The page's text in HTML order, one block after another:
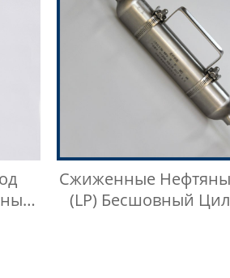
Сжиженные
(LP) Бесшовный